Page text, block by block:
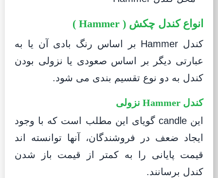
انواع کندل چکش ( Hammer )
کندل Hammer بر اساس رنگ بادی آن یا به
عبارتی دیگر بر اساس صعودی یا نزولی بودن
کندل به دو نوع تقسیم بندی می شود.
کندل Hammer نزولی
این candle گویای این مطلب است که با وجود
ایجاد ضعف در فروشندگان، آنها توانسته اند
قیمت پایانی را به کمتر از قیمت باز شدن
کندل برسانند.